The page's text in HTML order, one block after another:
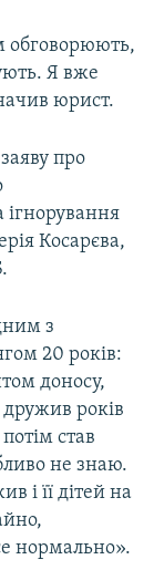
обговорюють,
Я вже
юрист.
про
ігнорування
Косарєва,
з
20 років:
доносу,
років
став
не знаю.
і її дітей на
нормально».